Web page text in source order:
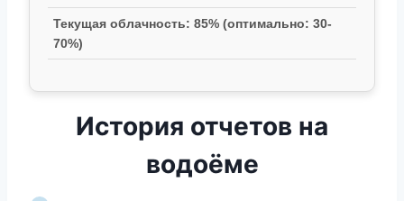
Текущая облачность: 85% (оптимально: 30-
70%)
История отчетов на
водоёме